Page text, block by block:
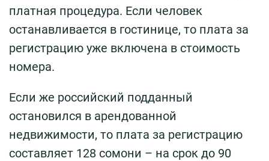
платная процедура. Если человек
останавливается в гостинице, то плата за
регистрацию уже включена в стоимость
номера.
Если же российский подданный
остановился в арендованной
недвижимости, то плата за регистрацию
составляет 128 сомони – на срок до 90